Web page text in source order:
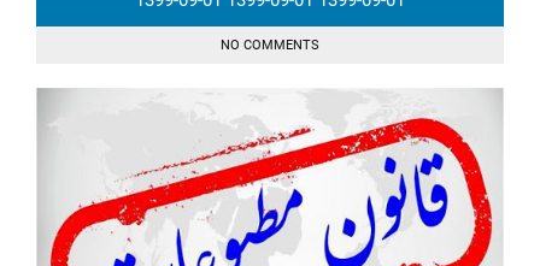
NO COMMENTS